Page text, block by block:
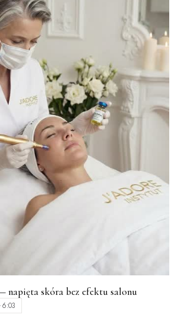
napięta skóra bez efektu salonu
6:03